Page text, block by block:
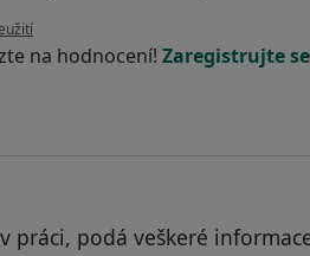
uživatele Pacient
na hodnocení! Zaregistrujte
práci, podá veškeré